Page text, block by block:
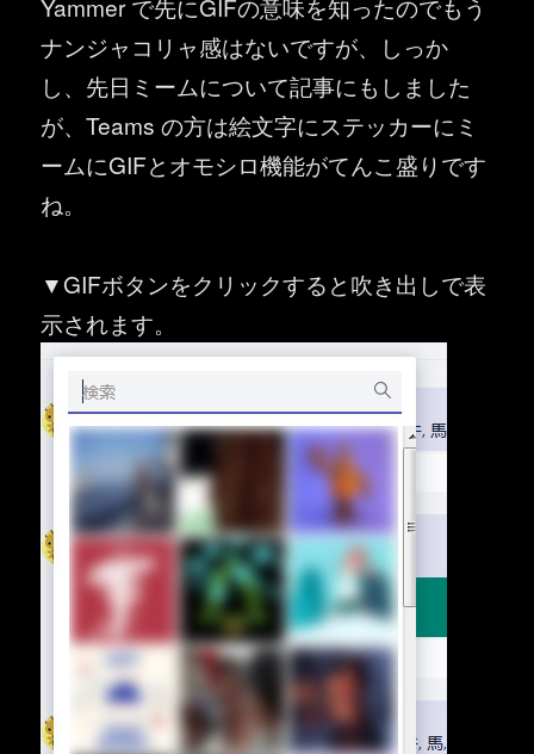
Yammer で先にGIFの意味を知ったのでもう
ナンジャコリャ感はないですが、しっか
し、先日ミームについて記事にもしました
が、Teams の方は絵文字にステッカーにミ
ームにGIFとオモシロ機能がてんこ盛りです
ね。
▼GIFボタンをクリックすると吹き出しで表
示されます。